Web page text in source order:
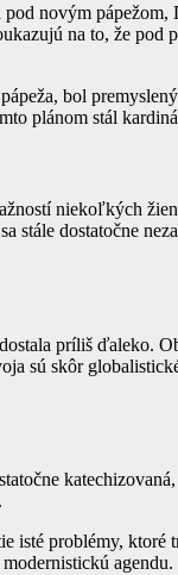
novým
na to, že
bol
plánom stál
niekoľkých
dostatočne
príliš ďaleko.
sú skôr
isté problémy,